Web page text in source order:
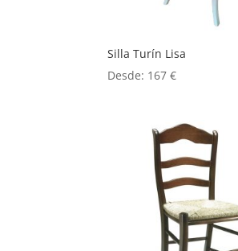
Silla Turín Lisa
Desde: 167€